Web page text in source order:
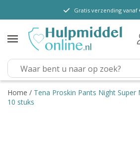
TENA Lady
TENA Men
TENA Pants (m/v)
TENA Flex
TENA Slip
Gratis verzending vanaf
Home / Tena Proskin Pants Night Super
10 stuks